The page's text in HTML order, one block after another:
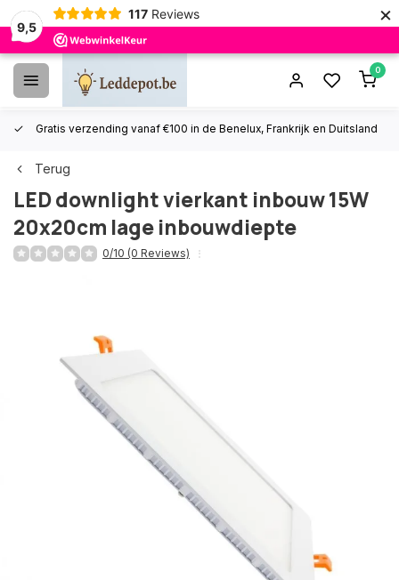
9,5
117 Reviews ×
0
Gratis verzending vanaf €100 in de Benelux, Frankrijk en Duitsland
Terug
LED downlight vierkant inbouw 15W
20x20cm lage inbouwdiepte
0/10 (0 Reviews)